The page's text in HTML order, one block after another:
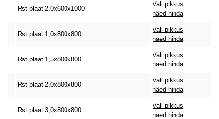
Rst plaat 2,0x600x1000
Vali pikkus
näed hinda
Rst plaat 1,0x800x800
Vali pikkus
näed hinda
Rst plaat 1,5x800x800
Vali pikkus
näed hinda
Rst plaat 2,0x800x800
Vali pikkus
näed hinda
Rst plaat 3,0x800x800
Vali pikkus
näed hinda